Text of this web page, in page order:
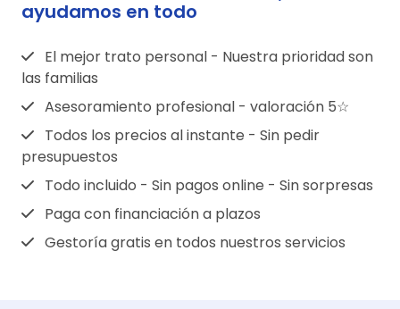
ayudamos en todo
El mejor trato personal - Nuestra prioridad son
las familias
Asesoramiento profesional - valoración 5☆
Todos los precios al instante - Sin pedir
presupuestos
Todo incluido - Sin pagos online - Sin sorpresas
Paga con financiación a plazos
Gestoría gratis en todos nuestros servicios